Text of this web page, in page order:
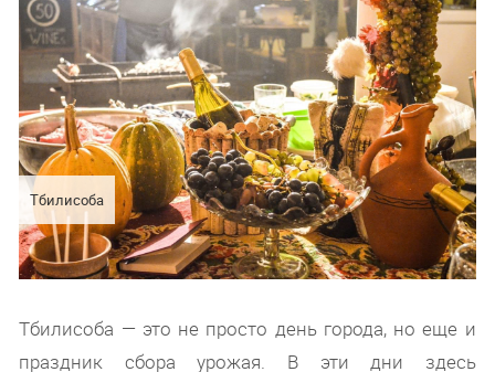
Тбилисоба
Тбилисоба — это не просто день города, но еще и
праздник сбора урожая. В эти дни здесь